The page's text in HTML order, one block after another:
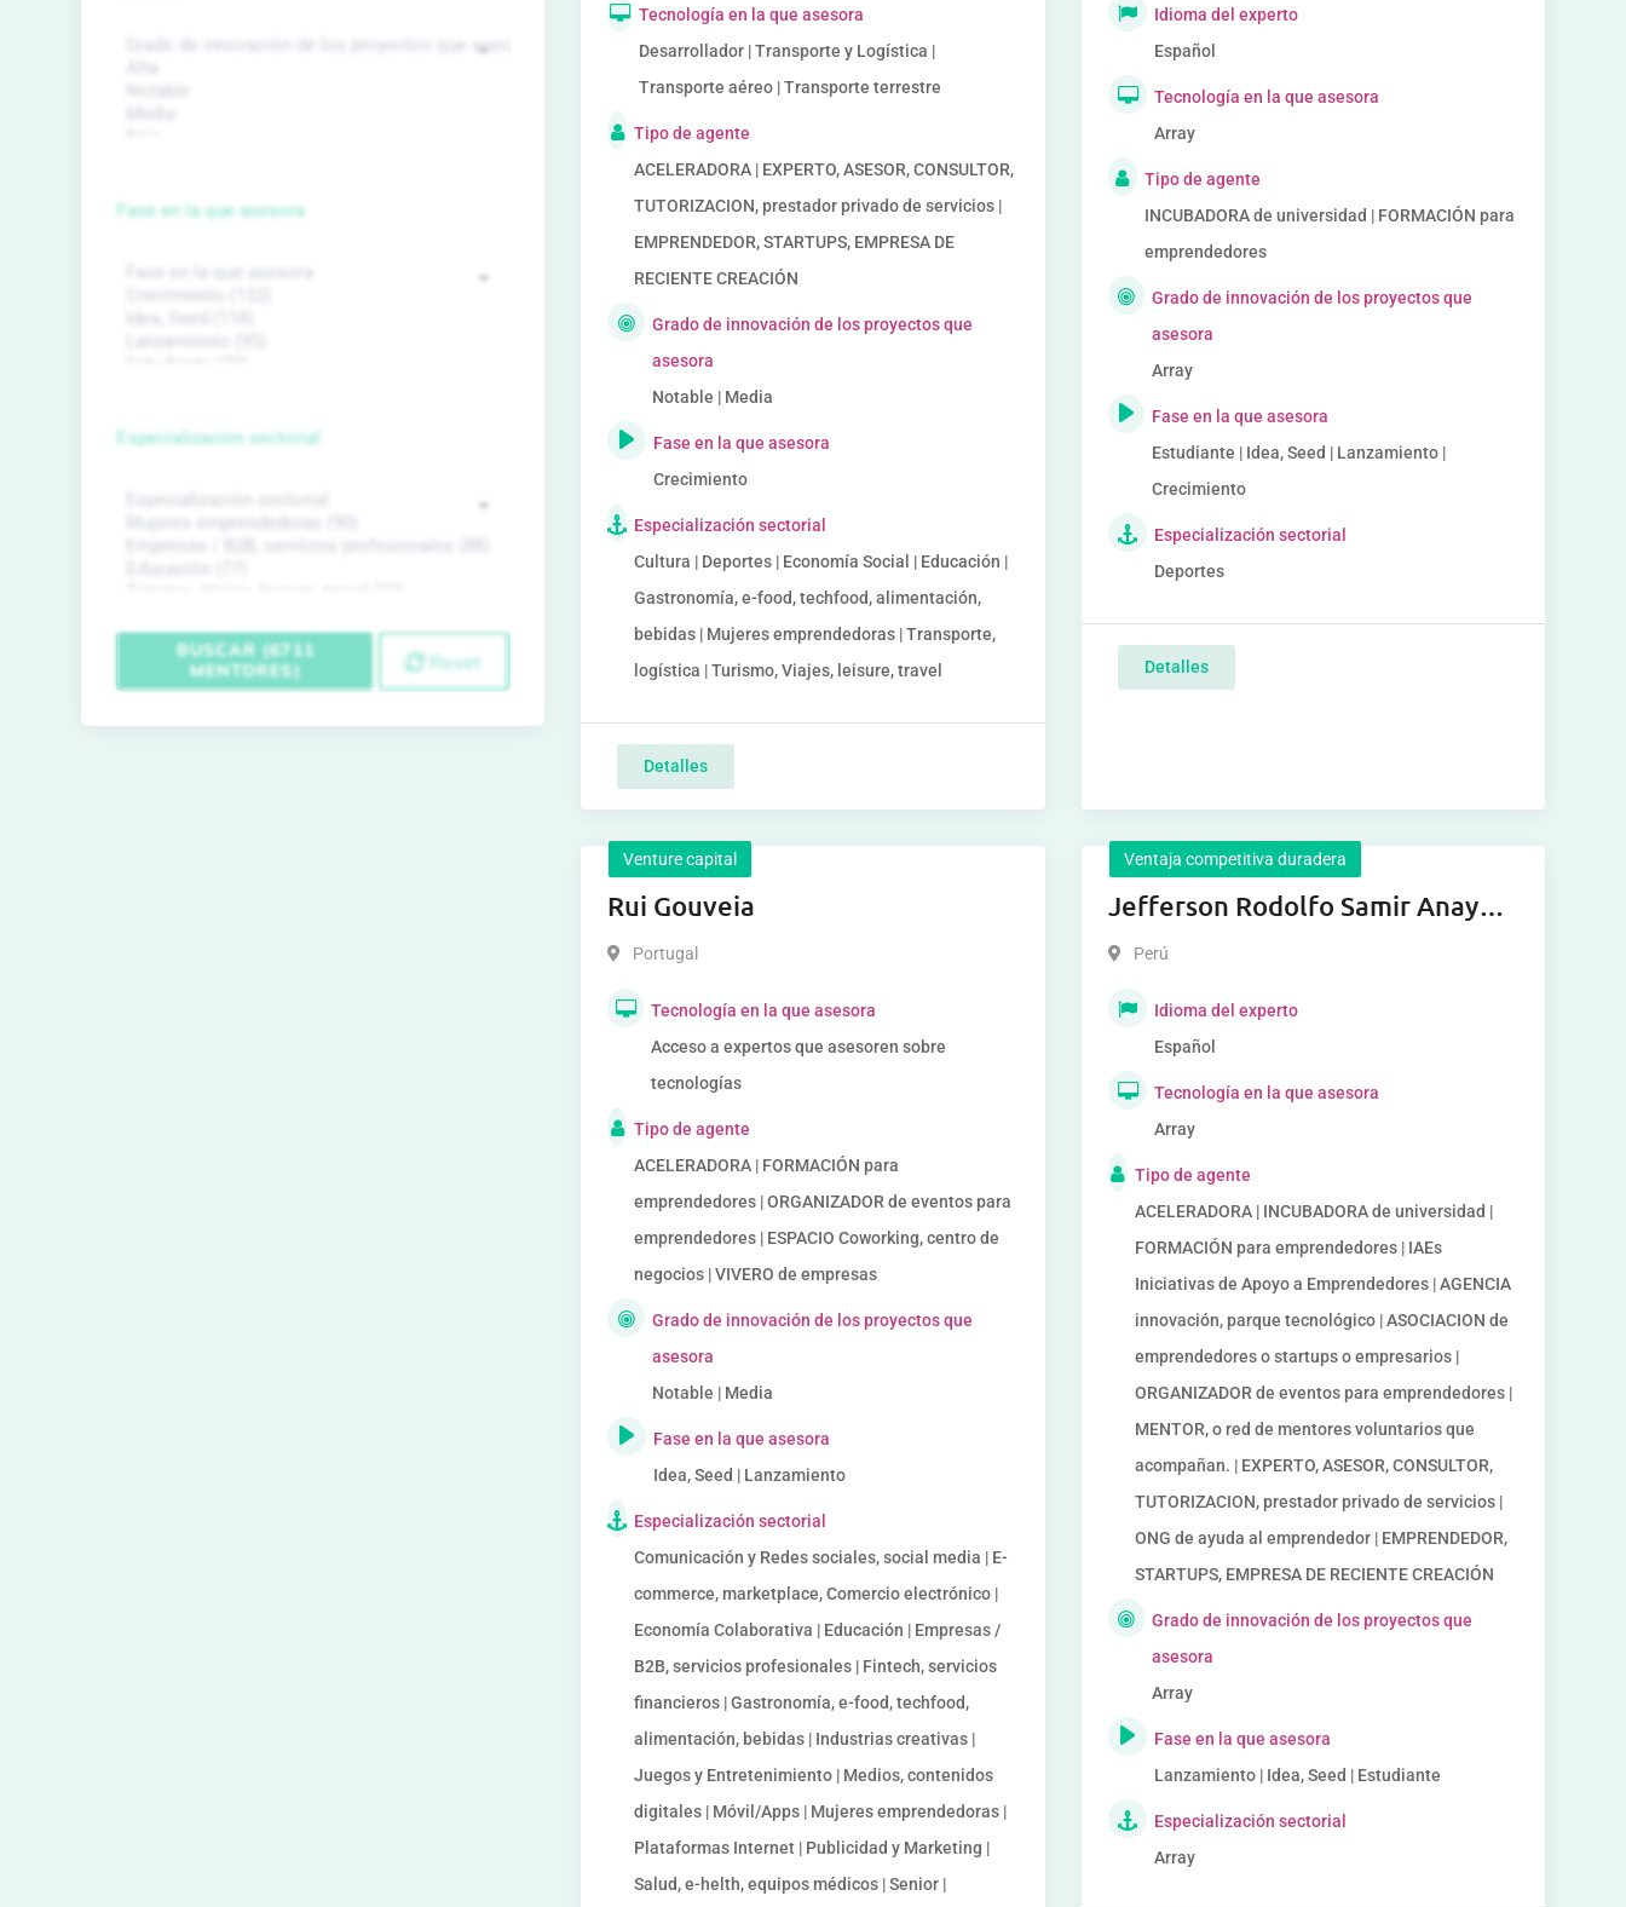
Tecnología en la que asesora
Desarrollador | Transporte y Logística |
Transporte aéreo | Transporte terrestre
Tipo de agente
ACELERADORA | EXPERTO, ASESOR, CONSULTOR,
TUTORIZACION, prestador privado de servicios |
EMPRENDEDOR, STARTUPS, EMPRESA DE
RECIENTE CREACIÓN
Grado de innovación de los proyectos que
asesora
Notable | Media
Fase en la que asesora
Crecimiento
Especialización sectorial
Cultura | Deportes | Economía Social | Educación |
Gastronomía, e-food, techfood, alimentación,
bebidas | Mujeres emprendedoras | Transporte,
logística | Turismo, Viajes, leisure, travel
Detalles
Idioma del experto
Español
Tecnología en la que asesora
Array
Tipo de agente
INCUBADORA de universidad | FORMACIÓN para
emprendedores
Grado de innovación de los proyectos que
asesora
Array
Fase en la que asesora
Estudiante | Idea, Seed | Lanzamiento |
Crecimiento
Especialización sectorial
Deportes
Detalles
Venture capital
Rui Gouveia
Portugal
Tecnología en la que asesora
Acceso a expertos que asesoren sobre
tecnologías
Tipo de agente
ACELERADORA | FORMACIÓN para
emprendedores | ORGANIZADOR de eventos para
emprendedores | ESPACIO Coworking, centro de
negocios | VIVERO de empresas
Grado de innovación de los proyectos que
asesora
Notable | Media
Fase en la que asesora
Idea, Seed | Lanzamiento
Especialización sectorial
Comunicación y Redes sociales, social media | E-
commerce, marketplace, Comercio electrónico |
Economía Colaborativa | Educación | Empresas /
B2B, servicios profesionales | Fintech, servicios
financieros | Gastronomía, e-food, techfood,
alimentación, bebidas | Industrias creativas |
Juegos y Entretenimiento | Medios, contenidos
digitales | Móvil/Apps | Mujeres emprendedoras |
Plataformas Internet | Publicidad y Marketing |
Salud, e-helth, equipos médicos | Senior |
Ventaja competitiva duradera
Jefferson Rodolfo Samir Anaya
Romero
Perú
Idioma del experto
Español
Tecnología en la que asesora
Array
Tipo de agente
ACELERADORA | INCUBADORA de universidad |
FORMACIÓN para emprendedores | IAEs
Iniciativas de Apoyo a Emprendedores | AGENCIA
innovación, parque tecnológico | ASOCIACION de
emprendedores o startups o empresarios |
ORGANIZADOR de eventos para emprendedores |
MENTOR, o red de mentores voluntarios que
acompañan. | EXPERTO, ASESOR, CONSULTOR,
TUTORIZACION, prestador privado de servicios |
ONG de ayuda al emprendedor | EMPRENDEDOR,
STARTUPS, EMPRESA DE RECIENTE CREACIÓN
Grado de innovación de los proyectos que
asesora
Array
Fase en la que asesora
Lanzamiento | Idea, Seed | Estudiante
Especialización sectorial
Array
Fase en la que asesora
Especialización sectorial
BUSCAR (6711
MENTORES)
Reset